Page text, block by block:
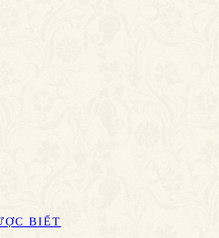
BIẾT